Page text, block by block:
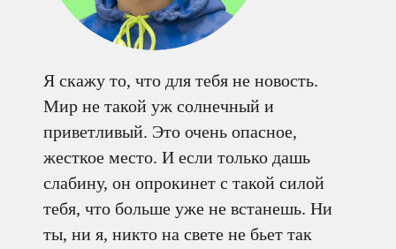
Я скажу то, что для тебя не новость.
Мир не такой уж солнечный и
приветливый. Это очень опасное,
жесткое место. И если только дашь
слабину, он опрокинет с такой силой
тебя, что больше уже не встанешь. Ни
ты, ни я, никто на свете не бьет так